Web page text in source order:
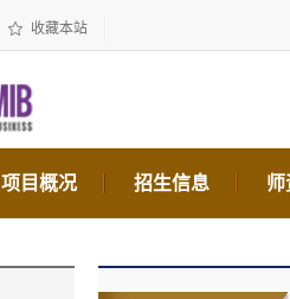
收藏本站
项目概况 招生信息 师